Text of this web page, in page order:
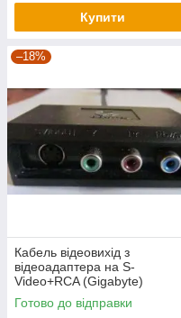
Купити
–18%
Кабель відеовихід з
відеоадаптера на S-
Video+RCA (Gigabyte)
Готово до відправки